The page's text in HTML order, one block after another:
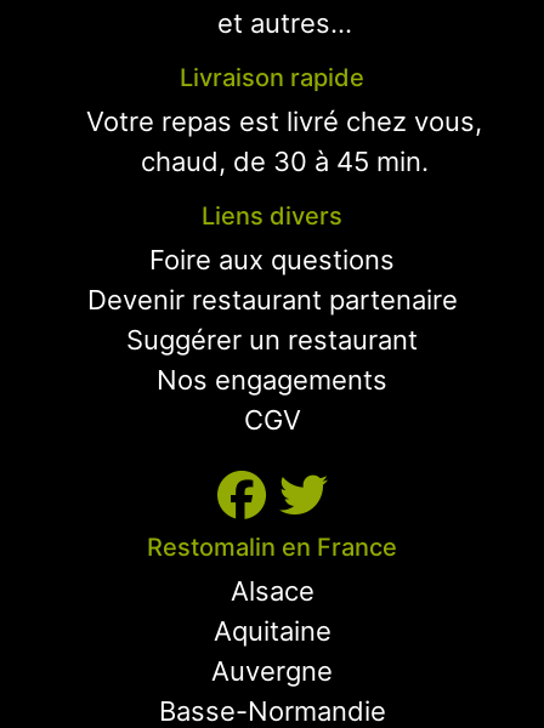
et autres...
Livraison rapide
Votre repas est livré chez vous,
chaud, de 30 à 45 min.
Liens divers
Foire aux questions
Devenir restaurant partenaire
Suggérer un restaurant
Nos engagements
CGV
Restomalin en France
Alsace
Aquitaine
Auvergne
Basse-Normandie